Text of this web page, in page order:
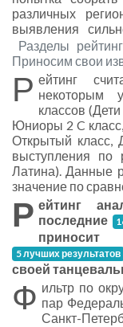
различных
выявления
Разделы
Приносим свои
Р ейтинг
некоторым
классов
Юниоры 2 C
Открытый класс,
выступления по
Латина). Данные
значение по
Р ейтинг
последние
5 лучших результатов
своей
Ф ильтр по
пар
Санкт-